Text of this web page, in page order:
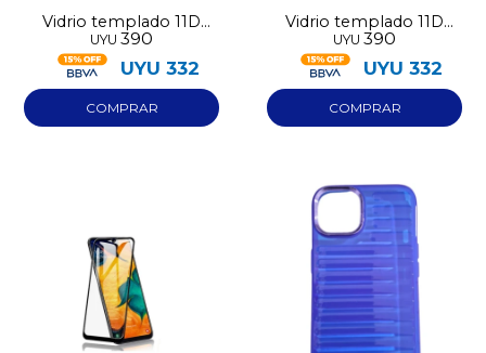
Vidrio templado 11D
para Iphone 11 Pro Max
UYU 390
UYU 332
Vidrio templado 11D
para Iphone 12 Pro Max
UYU 390
UYU 332